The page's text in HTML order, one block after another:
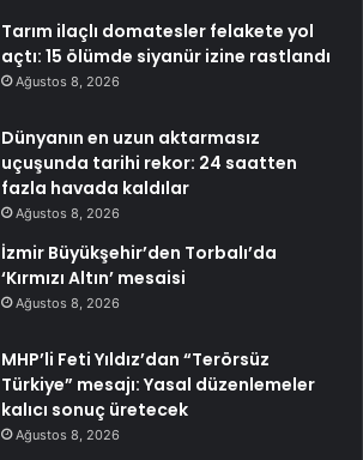
Tarım ilaçlı domatesler felakete yol
açtı: 15 ölümde siyanür izine rastlandı
Ağustos 8, 2026
Dünyanın en uzun aktarmasız
uçuşunda tarihi rekor: 24 saatten
fazla havada kaldılar
Ağustos 8, 2026
İzmir Büyükşehir’den Torbalı’da
‘Kırmızı Altın’ mesaisi
Ağustos 8, 2026
MHP’li Feti Yıldız’dan “Terörsüz
Türkiye” mesajı: Yasal düzenlemeler
kalıcı sonuç üretecek
Ağustos 8, 2026